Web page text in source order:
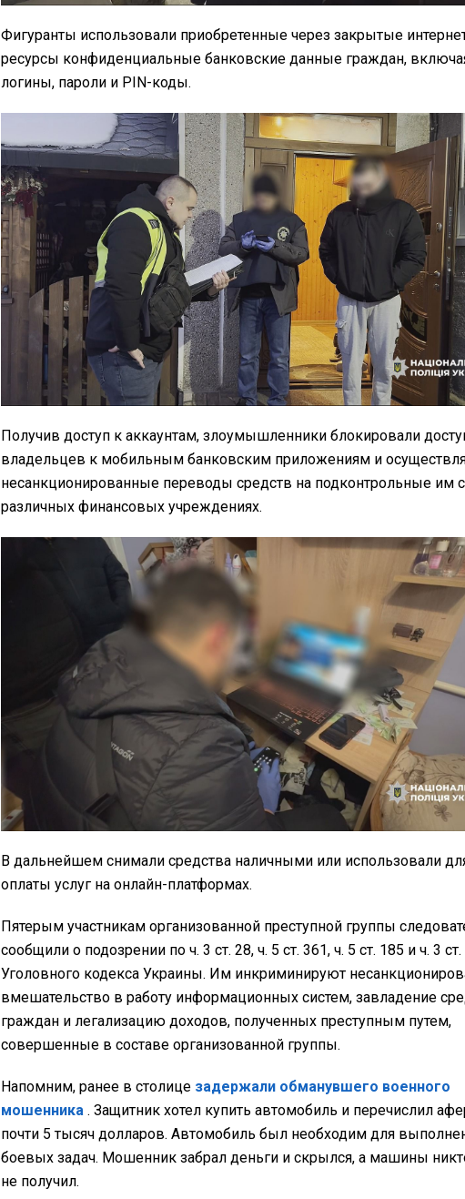
Фигуранты использовали приобретенные через закрытые
ресурсы конфиденциальные банковские данные граждан,
логины, пароли и PIN-коды.
Получив доступ к аккаунтам, злоумышленники блокировали
владельцев к мобильным банковским приложениям и
несанкционированные переводы средств на подконтрольные им
различных финансовых учреждениях.
В дальнейшем снимали средства наличными или использовали
оплаты услуг на онлайн-платформах.
Пятерым участникам организованной преступной группы
сообщили о подозрении по ч. 3 ст. 28, ч. 5 ст. 361, ч. 5 ст. 185 и ч. 3
Уголовного кодекса Украины. Им инкриминируют
вмешательство в работу информационных систем, завладение
граждан и легализацию доходов, полученных преступным путем,
совершенные в составе организованной группы.
Напомним, ранее в столице задержали обманувшего военного
мошенника . Защитник хотел купить автомобиль и перечислил
почти 5 тысяч долларов. Автомобиль был необходим для
боевых задач. Мошенник забрал деньги и скрылся, а машины
не получил.